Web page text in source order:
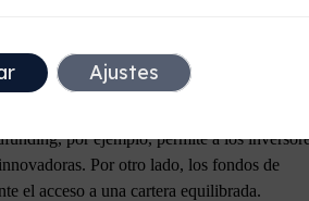
estas estrategias está disponible en
por ejemplo, permite a los
Por otro lado, los fondos de
el acceso a una cartera equilibrada.
Ajustes